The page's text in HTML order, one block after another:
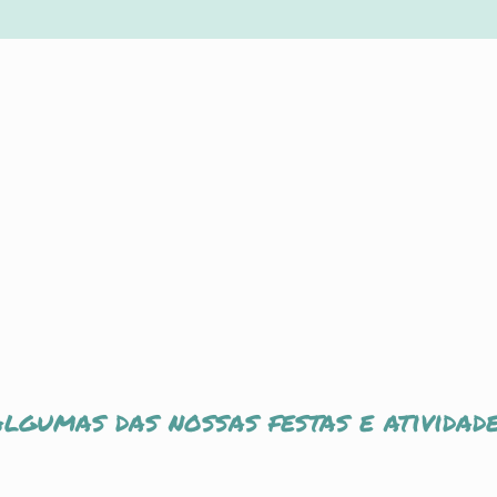
das nossas festas e